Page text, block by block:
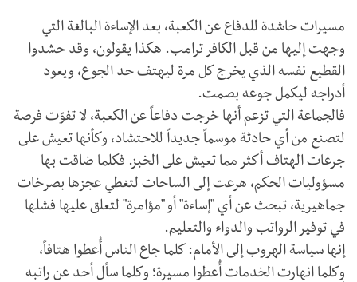
مسيرات حاشدة للدفاع عن الكعبة، بعد الإساءة البالغة التي
وجهت إليها من قبل الكافر ترامب. هكذا يقولون، وقد حشدوا
القطيع نفسه الذي يخرج كل مرة ليهتف حد الجوع، ويعود
أدراجه ليكمل جوعه بصمت.
فالجماعة التي تزعم أنها خرجت دفاعاً عن الكعبة، لا تفوّت فرصة
لتصنع من أي حادثة موسماً جديداً للاحتشاد، وكأنها تعيش على
جرعات الهتاف أكثر مما تعيش على الخبز. فكلما ضاقت بها
مسؤوليات الحكم، هرعت إلى الساحات لتغطي عجزها بصرخات
جماهيرية، تبحث عن أي "إساءة" أو "مؤامرة" لتعلق عليها فشلها
في توفير الرواتب والدواء والتعليم.
إنها سياسة الهروب إلى الأمام: كلما جاع الناس أُعطوا هتافاً،
وكلما انهارت الخدمات أُعطوا مسيرة؛ وكلما سأل أحد عن راتبه